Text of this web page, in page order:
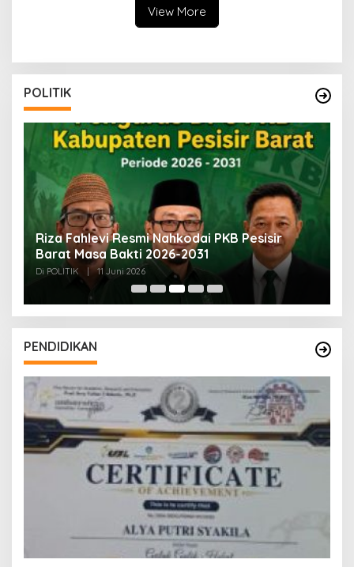
View More
POLITIK
Riza Fahlevi Resmi Nahkodai PKB Pesisir
Barat Masa Bakti 2026-2031
Di POLITIK | 11 Juni 2026
PENDIDIKAN